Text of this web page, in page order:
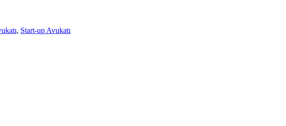
, Start-up Avukatı